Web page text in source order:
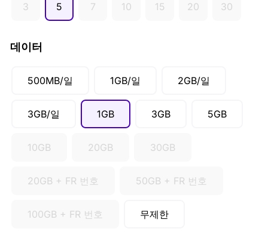
AUD ($)
3 5 7 10 15 20 30
데이터
500MB/일 1GB/일 2GB/일
3GB/일 1GB 3GB 5GB
10GB 20GB 30GB
20GB + FR 번호 50GB + FR 번호
100GB + FR 번호 무제한